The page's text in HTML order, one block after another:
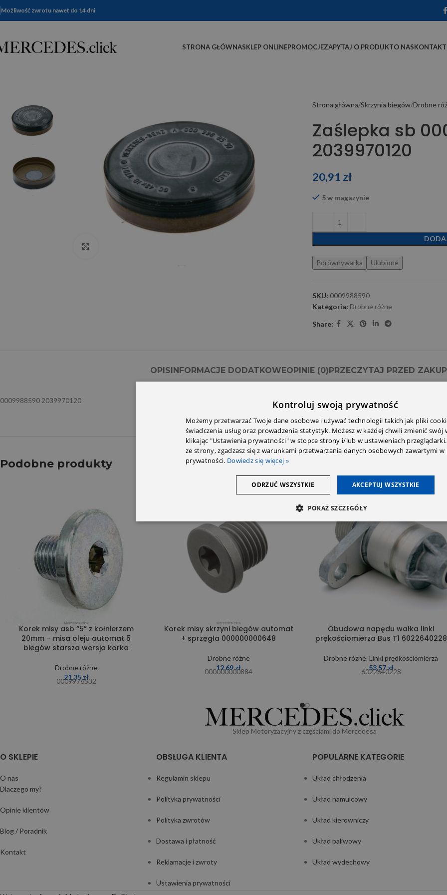
Możliwość zwrotu nawet do 14 dni
STRONA GŁÓWNASKLEP ONLINEPROMOCJEZAPYTAJ O PRODUKTO NASKONTAKT
Strona główna Skrzynia biegów Drobne
Zaślepka sb
2039970120
20,91 zł
5 w magazynie
Porównywarka Ulubione
SKU: 0009988590
Kategoria: Drobne różne
Share:
OPISINFORMACJE DODATKOWEOPINIE (0)PRZECZYTAJ PRZED
0009988590 2039970120
Podobne produkty
Korek misy asb “5” z kołnierzem
20mm – misa oleju automat 5
biegów starsza wersja korka
Drobne różne
21,35zł
0009976532
Korek misy skrzyni biegów automat
+ sprzęgła 000000000648
Drobne różne
12,69zł
000000000884
SOLD OUT
Obudowa napędu wałka linki
prękościomierza Bus T1 6022640228
Drobne różne,Linki prędkościomierza
53,57zł
6022640228
Sklep Motoryzacyjny z częściami do Mercedesa
O SKLEPIE
O nas
Dlaczego my?
Opinie klientów
Blog / Poradnik
Kontakt
OBSŁUGA KLIENTA
Regulamin sklepu
Polityka prywatności
Polityka zwrotów
Dostawa i płatność
Reklamacje i zwroty
Ustawienia prywatności
POPULARNE KATEGORIE
Układ chłodzenia
Układ hamulcowy
Układ kierowniczy
Układ paliwowy
Układ wydechowy
Kontroluj swoją prywatność
Możemy przetwarzać Twoje dane osobowe i używać technologii takich jak pliki
świadczenia usług oraz prowadzenia statystyk. Możesz w każdej chwili zmienić swój
klikając "Ustawienia prywatności" w stopce strony i/lub w ustawieniach
ze strony, zgadzasz się z warunkami przetwarzania danych osobowych zawartymi
prywatności. Dowiedz się więcej »
AKCEPTUJ WSZYSTKIE
ODRZUĆ WSZYSTKIE
POKAŻ SZCZEGÓŁY